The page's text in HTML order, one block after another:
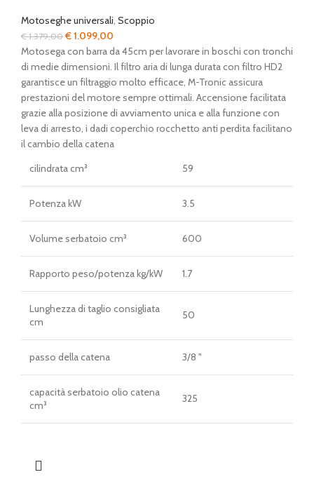
Motoseghe universali, Scoppio
€1.379,00Il
prezzo
originale
era:
€ 1.379,00.
€1.099,00
prezzo
attuale
è:
€ 1.099,00.
Motosega con barra da 45cm per lavorare in boschi con tronchi
di medie dimensioni. Il filtro aria di lunga durata con filtro HD2
garantisce un filtraggio molto efficace, M-Tronic assicura
prestazioni del motore sempre ottimali. Accensione facilitata
grazie alla posizione di avviamento unica e alla funzione con
leva di arresto, i dadi coperchio rocchetto anti perdita facilitano
il cambio della catena
cilindrata cm³
59
Potenza kW 3.5
Volume serbatoio cm³ 600
Rapporto peso/potenza kg/kW 1.7
Lunghezza di taglio consigliata
cm
50
passo della catena 3/8 "
capacità serbatoio olio catena
cm³
325